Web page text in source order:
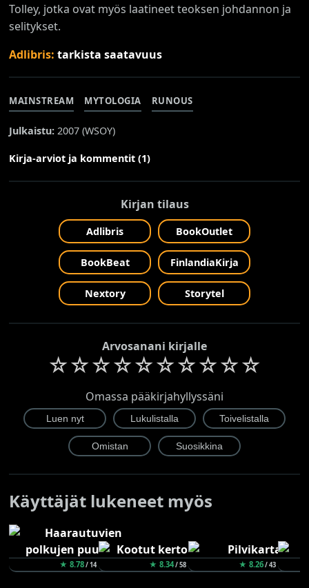
Tolley, jotka ovat myös laatineet teoksen johdannon ja
selitykset.
Adlibris:tarkista saatavuus
MAINSTREAM MYTOLOGIA RUNOUS
Julkaistu: 2007 (WSOY)
Kirja-arviot ja kommentit (1)
Kirjan tilaus
Adlibris BookOutlet
BookBeat FinlandiaKirja
Nextory Storytel
Arvosanani kirjalle
☆☆☆☆☆☆☆☆☆☆
Omassa pääkirjahyllyssäni
Käyttäjät lukeneet myös
★ 8.78/ 14 ★ 8.34/ 58 ★ 8.26/ 43